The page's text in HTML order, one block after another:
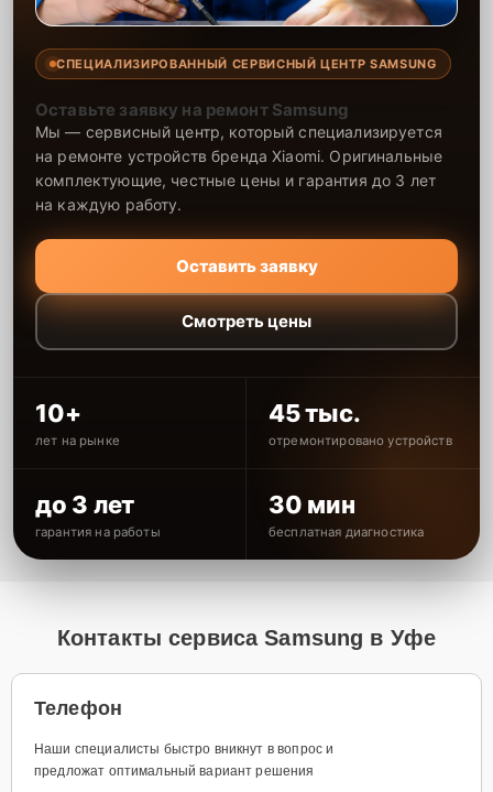
СПЕЦИАЛИЗИРОВАННЫЙ СЕРВИСНЫЙ ЦЕНТР SAMSUNG
Оставьте заявку на ремонт Samsung
Мы — сервисный центр, который специализируется
на ремонте устройств бренда Xiaomi. Оригинальные
комплектующие, честные цены и гарантия до 3 лет
на каждую работу.
Оставить заявку
Смотреть цены
10+
лет на рынке
45 тыс.
отремонтировано устройств
до 3 лет
гарантия на работы
30 мин
бесплатная диагностика
Контакты сервиса Samsung в Уфе
Телефон
Наши специалисты быстро вникнут в вопрос и
предложат оптимальный вариант решения